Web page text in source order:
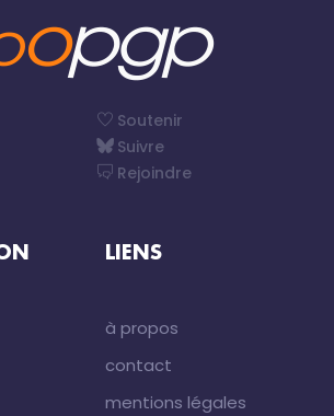
Soutenir
Suivre
Rejoindre
LIENS
à propos
contact
mentions légales